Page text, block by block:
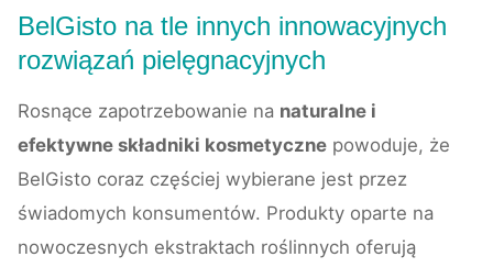
BelGisto na tle innych innowacyjnych
rozwiązań pielęgnacyjnych
Rosnące zapotrzebowanie na naturalne i
efektywne składniki kosmetyczne powoduje, że
BelGisto coraz częściej wybierane jest przez
świadomych konsumentów. Produkty oparte na
nowoczesnych ekstraktach roślinnych oferują